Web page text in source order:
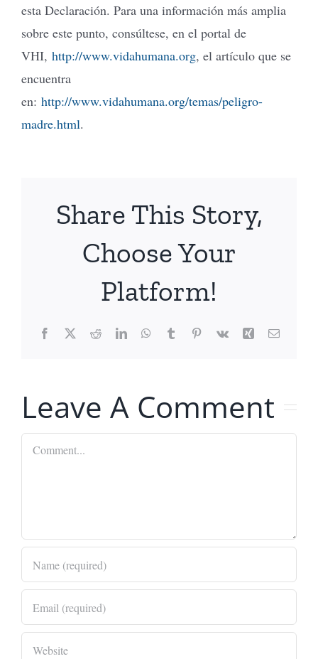
esta Declaración. Para una información más amplia
sobre este punto, consúltese, en el portal de
VHI, http://www.vidahumana.org, el artículo que se
encuentra
en: http://www.vidahumana.org/temas/peligro-
madre.html.
Share This Story,
Choose Your
Platform!
Facebook
X RedditLinkedInWhatsApp
TumblrPinterest
Vk Xing Email
Leave A Comment
Comment